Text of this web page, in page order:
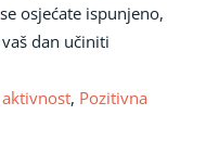
osjećate ispunjeno,
dan učiniti
, Pozitivna